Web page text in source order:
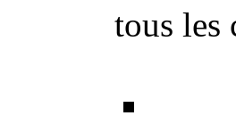
tous les